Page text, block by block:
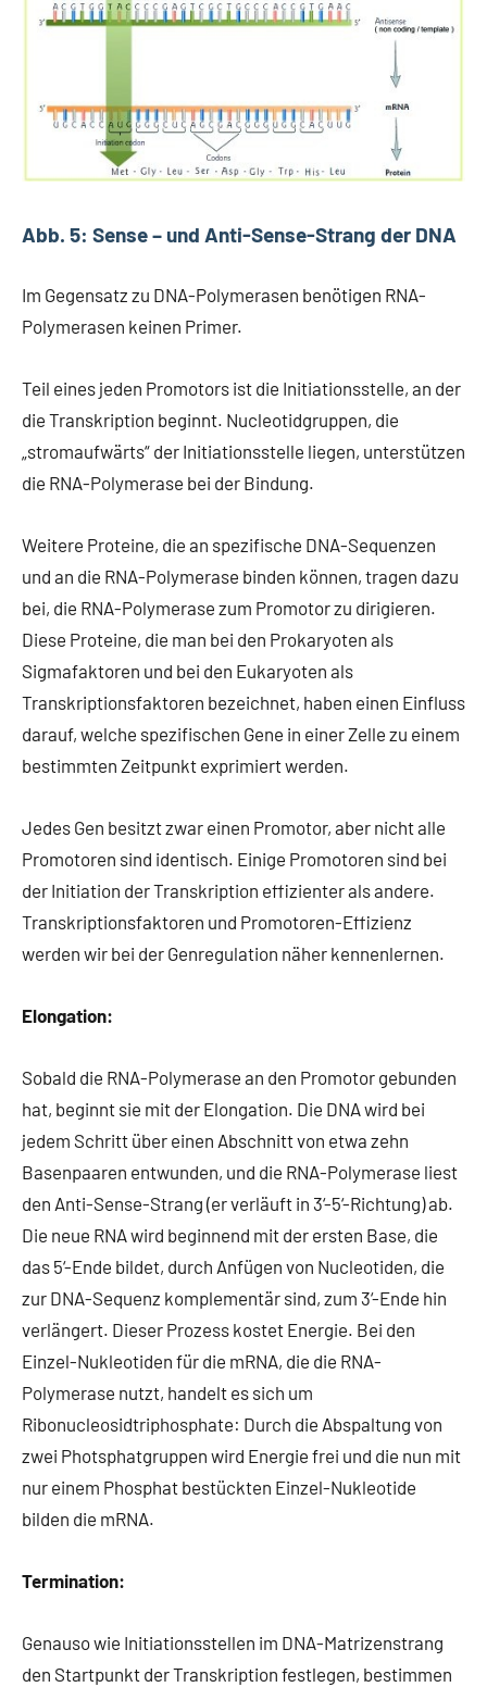
Abb. 5: Sense – und Anti-Sense-Strang der DNA
Im Gegensatz zu DNA-Polymerasen benötigen RNA-
Polymerasen keinen Primer.
Teil eines jeden Promotors ist die Initiationsstelle, an der
die Transkription beginnt. Nucleotidgruppen, die
„stromaufwärts“ der Initiationsstelle liegen, unterstützen
die RNA-Polymerase bei der Bindung.
Weitere Proteine, die an spezifische DNA-Sequenzen
und an die RNA-Polymerase binden können, tragen dazu
bei, die RNA-Polymerase zum Promotor zu dirigieren.
Diese Proteine, die man bei den Prokaryoten als
Sigmafaktoren und bei den Eukaryoten als
Transkriptionsfaktoren bezeichnet, haben einen Einfluss
darauf, welche spezifischen Gene in einer Zelle zu einem
bestimmten Zeitpunkt exprimiert werden.
Jedes Gen besitzt zwar einen Promotor, aber nicht alle
Promotoren sind identisch. Einige Promotoren sind bei
der Initiation der Transkription effizienter als andere.
Transkriptionsfaktoren und Promotoren-Effizienz
werden wir bei der Genregulation näher kennenlernen.
Elongation:
Sobald die RNA-Polymerase an den Promotor gebunden
hat, beginnt sie mit der Elongation. Die DNA wird bei
jedem Schritt über einen Abschnitt von etwa zehn
Basenpaaren entwunden, und die RNA-Polymerase liest
den Anti-Sense-Strang (er verläuft in 3‘-5‘-Richtung) ab.
Die neue RNA wird beginnend mit der ersten Base, die
das 5‘-Ende bildet, durch Anfügen von Nucleotiden, die
zur DNA-Sequenz komplementär sind, zum 3‘-Ende hin
verlängert. Dieser Prozess kostet Energie. Bei den
Einzel-Nukleotiden für die mRNA, die die RNA-
Polymerase nutzt, handelt es sich um
Ribonucleosidtriphosphate: Durch die Abspaltung von
zwei Photsphatgruppen wird Energie frei und die nun mit
nur einem Phosphat bestückten Einzel-Nukleotide
bilden die mRNA.
Termination:
Genauso wie Initiationsstellen im DNA-Matrizenstrang
den Startpunkt der Transkription festlegen, bestimmen